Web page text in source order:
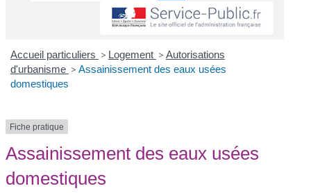
Accueil particuliers > Logement > Autorisations
d'urbanisme > Assainissement des eaux usées
domestiques
Fiche pratique
Assainissement des eaux usées
domestiques